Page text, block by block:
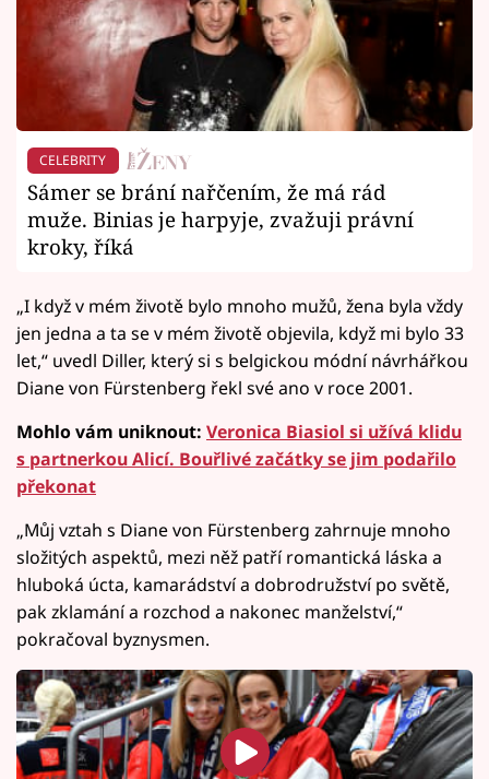
CELEBRITY
Sámer se brání nařčením, že má rád
muže. Binias je harpyje, zvažuji právní
kroky, říká
„I když v mém životě bylo mnoho mužů, žena byla vždy
jen jedna a ta se v mém životě objevila, když mi bylo 33
let,“ uvedl Diller, který si s belgickou módní návrhářkou
Diane von Fürstenberg řekl své ano v roce 2001.
Mohlo vám uniknout: Veronica Biasiol si užívá klidu
s partnerkou Alicí. Bouřlivé začátky se jim podařilo
překonat
„Můj vztah s Diane von Fürstenberg zahrnuje mnoho
složitých aspektů, mezi něž patří romantická láska a
hluboká úcta, kamarádství a dobrodružství po světě,
pak zklamání a rozchod a nakonec manželství,“
pokračoval byznysmen.